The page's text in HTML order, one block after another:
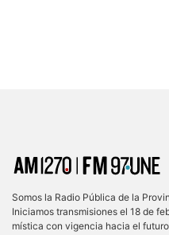
Somos la Radio Pública de la
Iniciamos transmisiones el 18 de
mística con vigencia hacia el